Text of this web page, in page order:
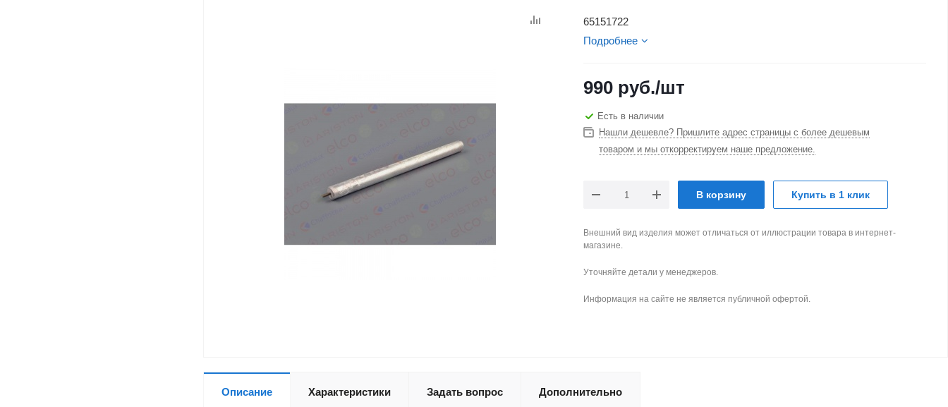
65151722
Подробнее
990 руб./шт
Есть в наличии
Нашли дешевле? Пришлите адрес страницы с более дешевым
товаром и мы откорректируем наше предложение.
В корзину Купить в 1 клик
Внешний вид изделия может отличаться от иллюстрации товара в интернет-
магазине.
Уточняйте детали у менеджеров.
Информация на сайте не является публичной офертой.
Описание Характеристики Задать вопрос Дополнительно